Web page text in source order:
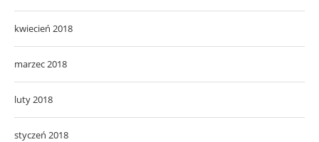
kwiecień 2018
marzec 2018
luty 2018
styczeń 2018